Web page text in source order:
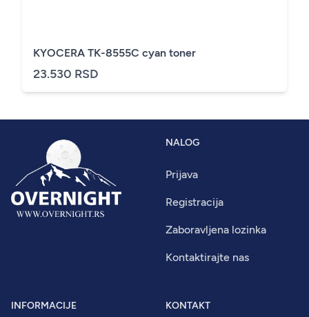
KYOCERA TK-8555C cyan toner
23.530 RSD
NALOG
Prijava
Registracija
Zaboravljena lozinka
Kontaktirajte nas
INFORMACIJE KONTAKT